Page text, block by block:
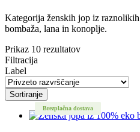
Kategorija ženskih jop iz
bombaža, lana in konoplje.
Prikaz 10 rezultatov
Filtracija
Label
Sortiranje
Brezplačna dostava